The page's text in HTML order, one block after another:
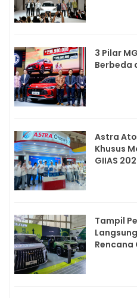
3 Pilar
Berbeda
Astra
Khusus
GIIAS
Tampil
Rencana